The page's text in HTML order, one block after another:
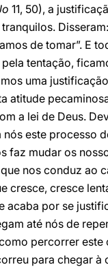
11, 50), a
de tomar”. E
tentação,
uma
atitude
a lei de Deus.
este processo
faz mudar os
nos conduz ao
cresce, cresce
acaba por se
até nós de
percorrer este
para chegar à